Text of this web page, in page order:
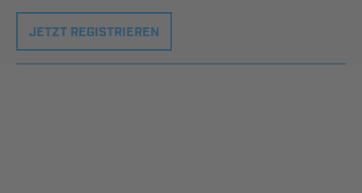
JETZT REGISTRIEREN